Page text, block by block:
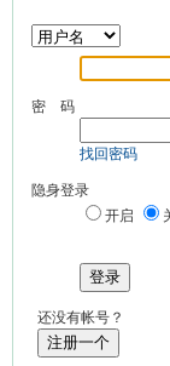
密 码
找回密码
隐身登录
开启
登录
还没有帐号？
注册一个